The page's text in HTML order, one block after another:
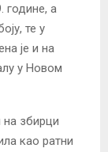
године, а
те у
је и на
у Новом
на збирци
као ратни